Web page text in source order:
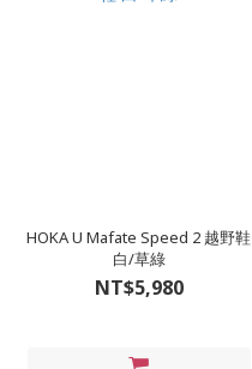
HOKA U Mafate Speed 2 越野鞋
白/草綠
NT$5,980